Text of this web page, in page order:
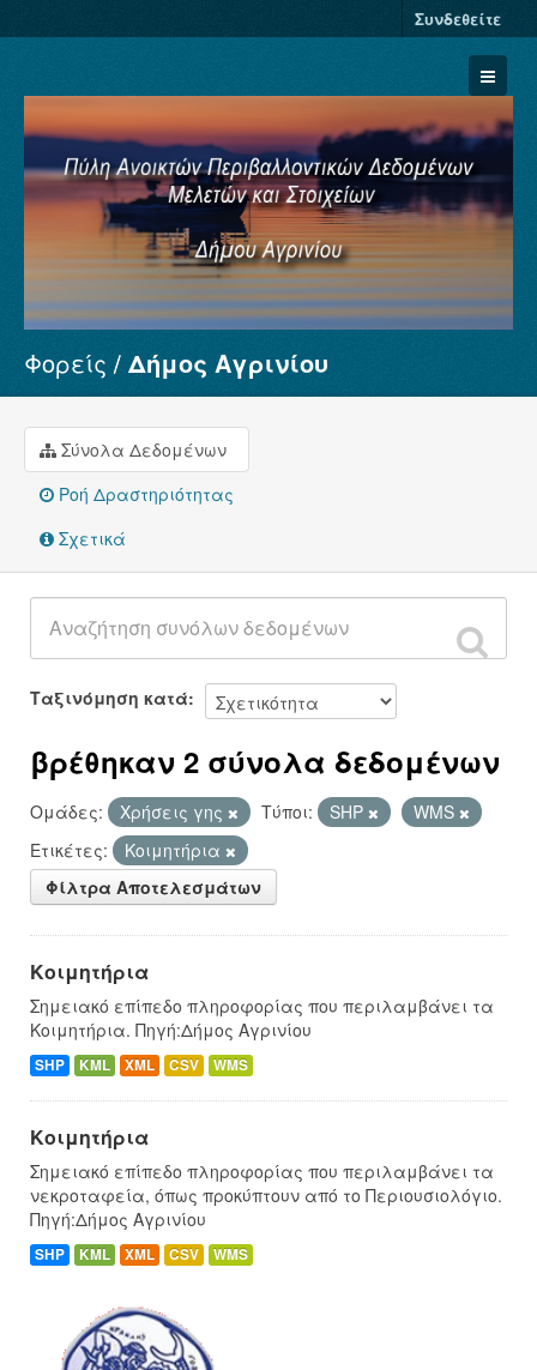
Συνδεθείτε
Σύνολα Δεδομένων
Φορείς
Ομάδες
Σχετικά
Φορείς Δήμος Αγρινίου
Σύνολα Δεδομένων
Ροή Δραστηριότητας
Σχετικά
Ταξινόμηση κατά
βρέθηκαν 2 σύνολα δεδομένων
Ομάδες: Χρήσεις γης Τύποι: SHP
WMS
Ετικέτες:
Κοιμητήρια
Φίλτρα Αποτελεσμάτων
Κοιμητήρια
Σημειακό επίπεδο πληροφορίας που περιλαμβάνει τα
Κοιμητήρια. Πηγή:Δήμος Αγρινίου
SHP KML XML CSV WMS
Κοιμητήρια
Σημειακό επίπεδο πληροφορίας που περιλαμβάνει τα
νεκροταφεία, όπως προκύπτουν από το Περιουσιολόγιο.
Πηγή:Δήμος Αγρινίου
SHP KML XML CSV WMS